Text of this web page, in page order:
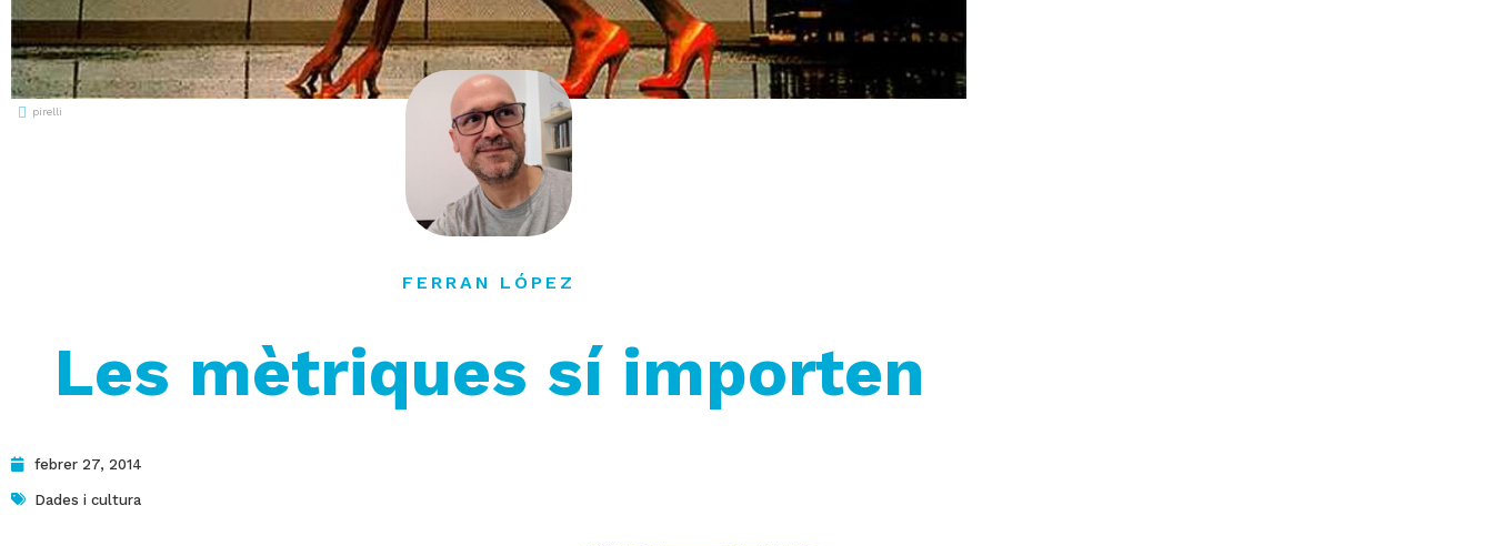
pirelli
FERRAN LÓPEZ
Les mètriques sí importen
febrer 27, 2014
Dades i cultura